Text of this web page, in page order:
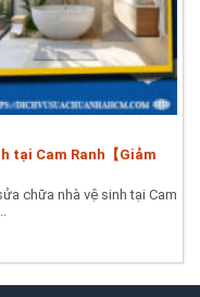
tại Cam Ranh【Giảm
chữa nhà vệ sinh tại Cam